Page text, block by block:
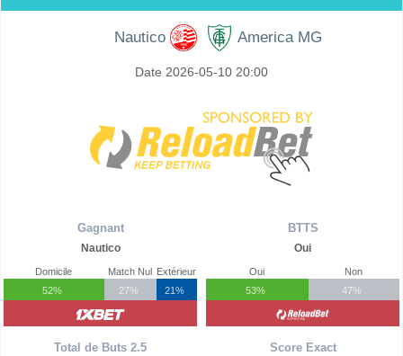
Nautico America MG
Date 2026-05-10 20:00
Gagnant
Nautico
Domicile
52%
Match Nul
27%
Extérieur
21%
Total de Buts 2.5
BTTS
Oui
Oui
53%
Non
47%
Score Exact